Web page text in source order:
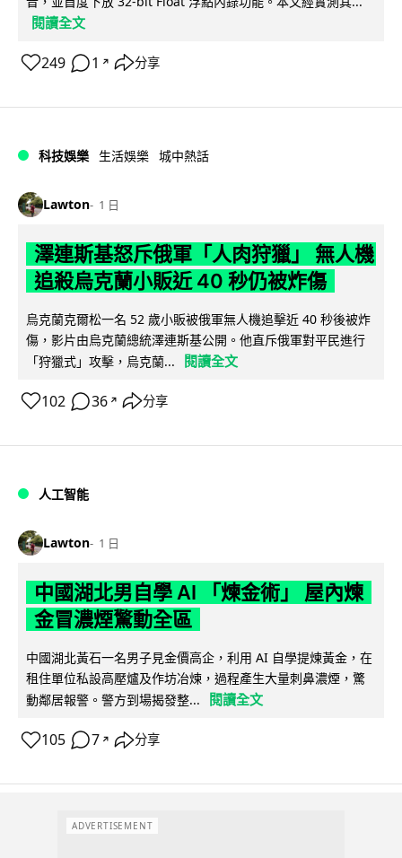
閱讀全文
249 1 ↗ 分享
科技娛樂 生活娛樂 城中熱話
Lawton 1 日
澤連斯基怒斥俄軍「人肉狩獵」 無人機
追殺烏克蘭小販近 40 秒仍被炸傷
烏克蘭克爾松一名 52 歲小販被俄軍無人機追擊近 40 秒後被炸
傷，影片由烏克蘭總統澤連斯基公開。他直斥俄軍對平民進行
「狩獵式」攻擊，烏克蘭...
閱讀全文
102 36 ↗ 分享
人工智能
Lawton 1 日
中國湖北男自學 AI 「煉金術」 屋內煉
金冒濃煙驚動全區
中國湖北黃石一名男子見金價高企，利用 AI 自學提煉黃金，在
租住單位私設高壓爐及作坊冶煉，過程產生大量刺鼻濃煙，驚
動鄰居報警。警方到場揭發整...
閱讀全文
105 7 ↗ 分享
ADVERTISEMENT